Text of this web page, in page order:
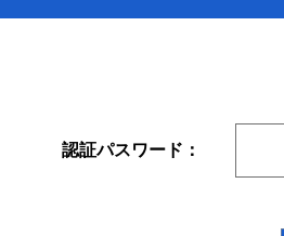
認証パスワード：